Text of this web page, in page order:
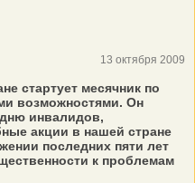
13 октября 2009
стартует месячник по
возможностями. Он
инвалидов,
акции в нашей стране
последних пяти лет
к проблемам